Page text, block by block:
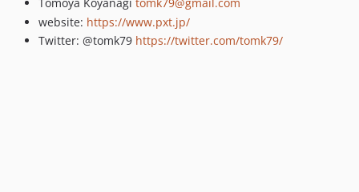
website: https://www.pxt.jp/
Twitter: @tomk79 https://twitter.com/tomk79/